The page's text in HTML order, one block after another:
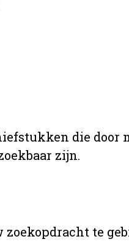
die door
zijn.
zoekopdracht te